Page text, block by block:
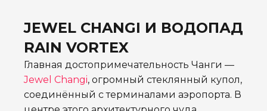
JEWEL CHANGI И ВОДОПАД
RAIN VORTEX
Главная достопримечательность Чанги —
Jewel Changi, огромный стеклянный купол,
соединённый с терминалами аэропорта. В